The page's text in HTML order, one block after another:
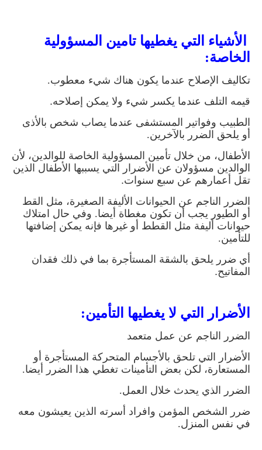
الأشياء التي يغطيها تامين المسؤولية
الخاصة:
تكاليف الإصلاح عندما يكون هناك شيء معطوب.
قيمه التلف عندما يكسر شيء ولا يمكن إصلاحه.
الطبيب وفواتير المستشفى عندما يصاب شخص بالأذى
أو يلحق الضرر بالآخرين.
الأطفال، من خلال تأمين المسؤولية الخاصة للوالدين، لأن
الوالدين مسؤولان عن الأضرار التي يسببها الأطفال الذين
تقل أعمارهم عن سبع سنوات.
الضرر الناجم عن الحيوانات الأليفة الصغيرة، مثل القط
أو الطيور يجب أن تكون مغطاة أيضا. وفي حال امتلاك
حيوانات أليفة مثل القطط أو غيرها فإنه يمكن إضافتها
للتأمين.
أي ضرر يلحق بالشقة المستأجرة بما في ذلك فقدان
المفاتيح.
الأضرار التي لا يغطيها التأمين:
الضرر الناجم عن عمل متعمد
الأضرار التي تلحق بالأجسام المتحركة المستأجرة أو
المستعارة، لكن بعض التأمينات تغطي هذا الضرر أيضا.
الضرر الذي يحدث خلال العمل.
ضرر الشخص المؤمن وافراد أسرته الذين يعيشون معه
في نفس المنزل.